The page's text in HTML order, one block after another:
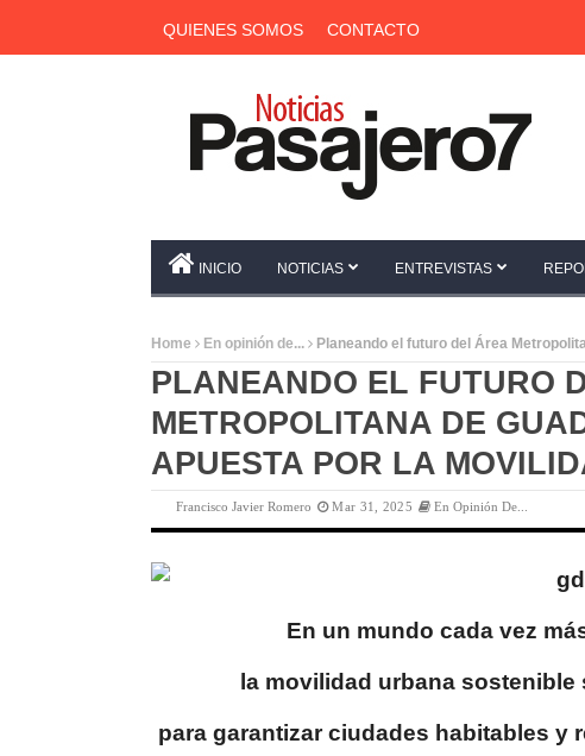
QUIENES SOMOS CONTACTO
INICIO NOTICIAS ENTREVISTAS
Home En opinión de... Planeando el futuro del Área
PLANEANDO EL FUTURO
METROPOLITANA DE
APUESTA POR LA
Francisco Javier Romero Mar 31, 2025 En Opinión De...
En un mundo cada vez
la movilidad urbana sostenible
para garantizar ciudades habitables y